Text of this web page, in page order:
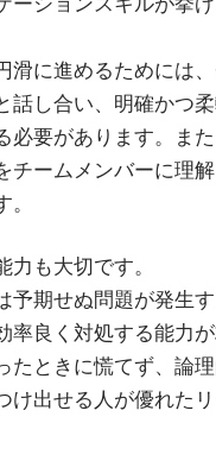
滑に進めるためには
話し合い、明確かつ
必要があります。ま
チームメンバーに理
力も大切です。
予期せぬ問題が発生
率良く対処する能力
たときに慌てず、論
け出せる人が優れた